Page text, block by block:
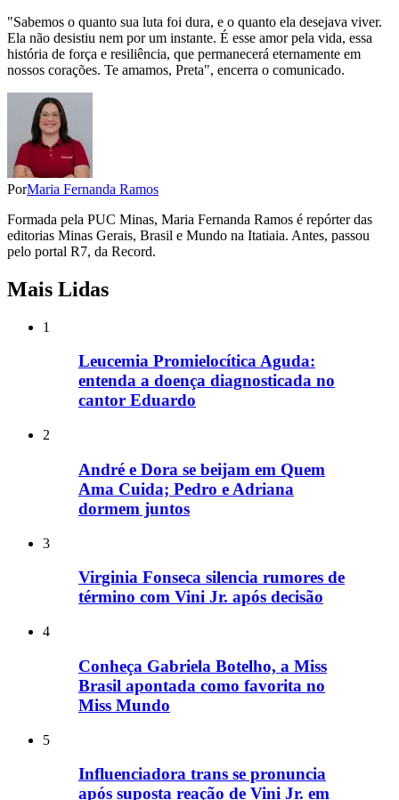
"Sabemos o quanto sua luta foi dura, e o quanto ela desejava viver.
Ela não desistiu nem por um instante. É esse amor pela vida, essa
história de força e resiliência, que permanecerá eternamente em
nossos corações. Te amamos, Preta", encerra o comunicado.
PorMaria Fernanda Ramos
Formada pela PUC Minas, Maria Fernanda Ramos é repórter das
editorias Minas Gerais, Brasil e Mundo na Itatiaia. Antes, passou
pelo portal R7, da Record.
Mais Lidas
1
Leucemia Promielocítica Aguda:
entenda a doença diagnosticada no
cantor Eduardo
2
André e Dora se beijam em Quem
Ama Cuida; Pedro e Adriana
dormem juntos
3
Virginia Fonseca silencia rumores de
término com Vini Jr. após decisão
4
Conheça Gabriela Botelho, a Miss
Brasil apontada como favorita no
Miss Mundo
5
Influenciadora trans se pronuncia
após suposta reação de Vini Jr. em